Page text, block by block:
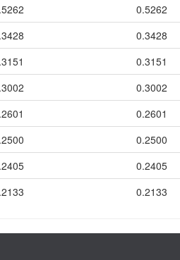
0.5262
0.3428
0.3151
0.3002
0.2601
0.2500
0.2405
0.2133